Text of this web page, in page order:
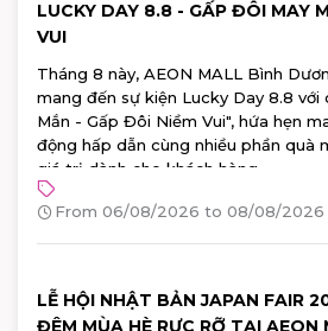
LUCKY DAY 8.8 - GẤP ĐÔI MAY
VUI
Tháng 8 này, AEON MALL Bình
mang đến sự kiện Lucky Day 8.8
Mắn - Gấp Đôi Niềm Vui", hứa hẹn
động hấp dẫn cùng nhiều phần quà
giá trị dành cho khách hàng.
From 06/08/2026 to 08/08/2026
LỄ HỘI NHẬT BẢN JAPAN FAIR